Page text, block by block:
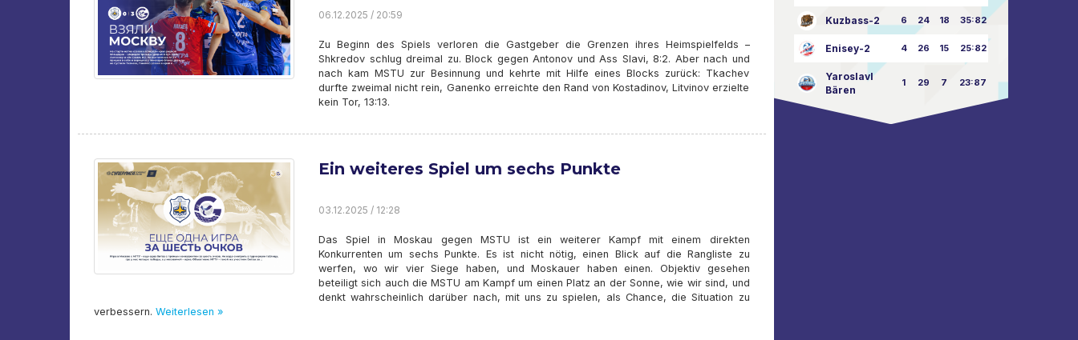
06.12.2025 / 20:59
Zu Beginn des Spiels verloren die Gastgeber die Grenzen ihres Heimspielfelds –
Shkredov schlug dreimal zu. Block gegen Antonov und Ass Slavi, 8:2. Aber nach und
nach kam MSTU zur Besinnung und kehrte mit Hilfe eines Blocks zurück: Tkachev
durfte zweimal nicht rein, Ganenko erreichte den Rand von Kostadinov, Litvinov erzielte
kein Tor, 13:13.
Ein weiteres Spiel um sechs Punkte
03.12.2025 / 12:28
Das Spiel in Moskau gegen MSTU ist ein weiterer Kampf mit einem direkten
Konkurrenten um sechs Punkte. Es ist nicht nötig, einen Blick auf die Rangliste zu
werfen, wo wir vier Siege haben, und Moskauer haben einen. Objektiv gesehen
beteiligt sich auch die MSTU am Kampf um einen Platz an der Sonne, wie wir sind, und
denkt wahrscheinlich darüber nach, mit uns zu spielen, als Chance, die Situation zu
verbessern. Weiterlesen »
Kuzbass-2 6 24 18 35:82
Enisey-2 4 26 15 25:82
Yaroslavl
Bären
1 29 7 23:87